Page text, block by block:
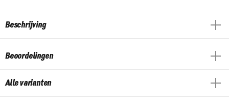
Beschrijving
Beoordelingen
Alle varianten